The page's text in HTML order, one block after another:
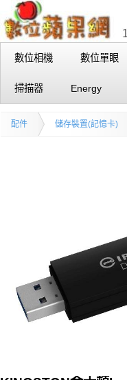
數位相機 數位單眼
掃描器 Energy
配件 儲存裝置(記憶卡)